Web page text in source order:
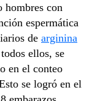
hombres con
espermática
de arginina
ellos, se
en el conteo
se logró en el